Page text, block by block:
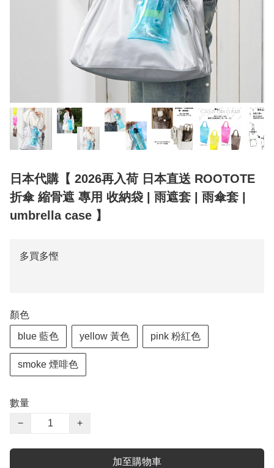
日本代購【 2026再入荷 日本直送 ROOTOTE
折傘 縮骨遮 專用 收納袋 | 雨遮套 | 雨傘套 |
umbrella case 】
多買多慳
顏色
blue 藍色 yellow 黃色 pink 粉紅色
smoke 煙啡色
數量
−
+
加至購物車